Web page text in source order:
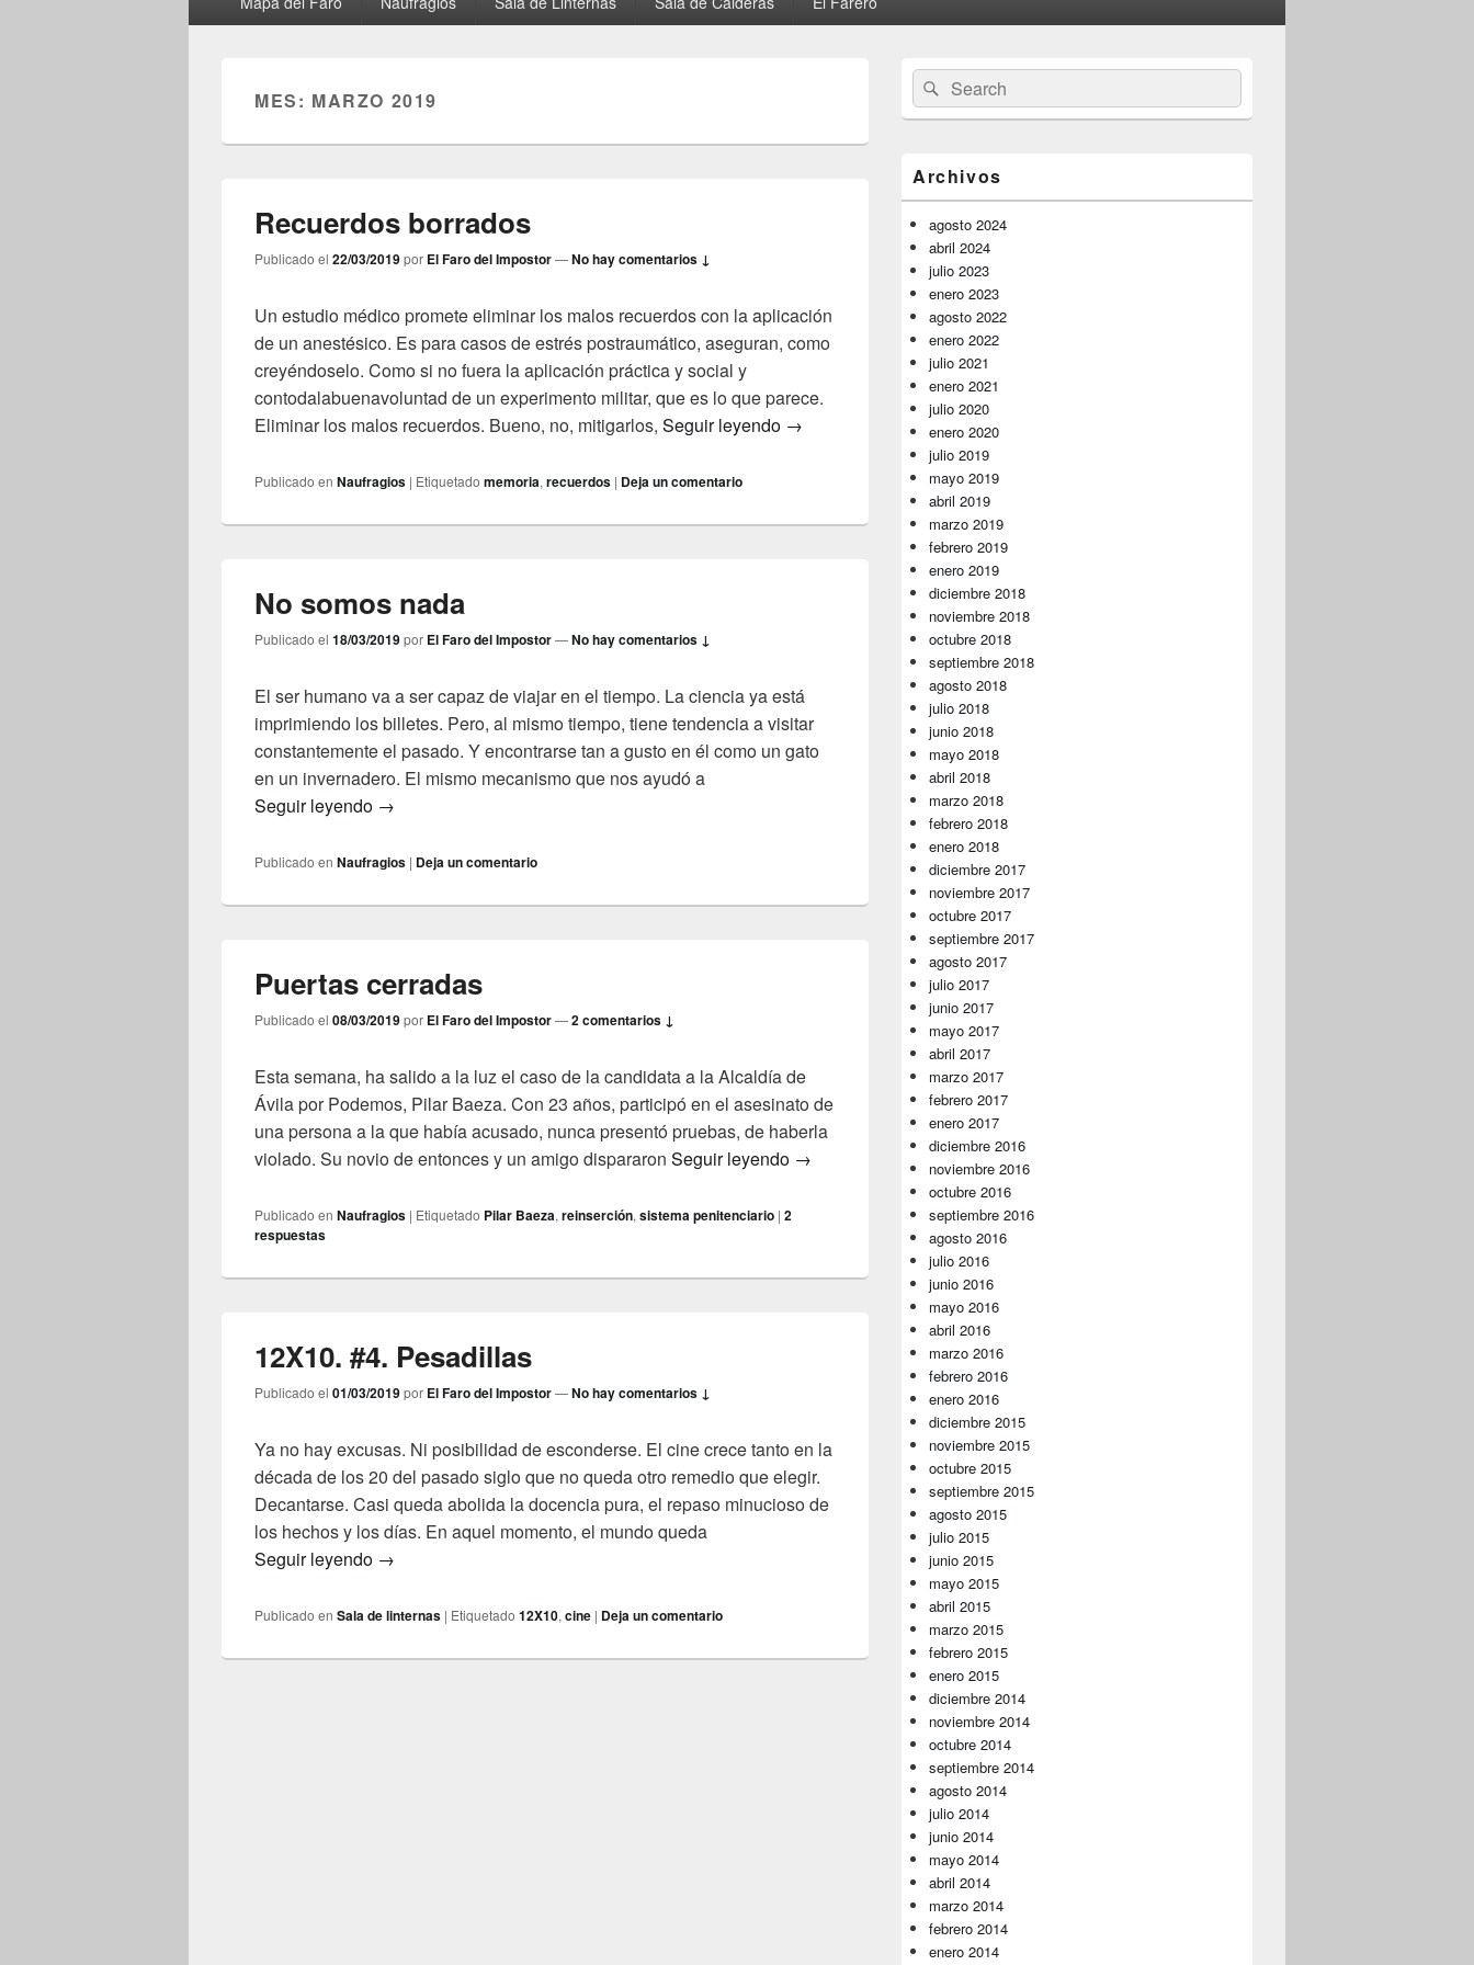
principal
MES: MARZO 2019
Recuerdos borrados
Publicado el 22/03/2019por El Faro del Impostor—No hay comentarios ↓
Un estudio médico promete eliminar los malos recuerdos con la aplicación
de un anestésico. Es para casos de estrés postraumático, aseguran, como
creyéndoselo. Como si no fuera la aplicación práctica y social y
contodalabuenavoluntad de un experimento militar, que es lo que parece.
Eliminar los malos recuerdos. Bueno, no, mitigarlos, Seguir leyendo Recuerdos borrados
→
Publicado en Naufragios | Etiquetado memoria, recuerdos | Deja un comentario
No somos nada
Publicado el 18/03/2019por El Faro del Impostor—No hay comentarios ↓
El ser humano va a ser capaz de viajar en el tiempo. La ciencia ya está
imprimiendo los billetes. Pero, al mismo tiempo, tiene tendencia a visitar
constantemente el pasado. Y encontrarse tan a gusto en él como un gato
en un invernadero. El mismo mecanismo que nos ayudó a
Seguir leyendo No somos nada
→
Publicado en Naufragios | Deja un comentario
Puertas cerradas
Publicado el 08/03/2019por El Faro del Impostor—2 comentarios ↓
Esta semana, ha salido a la luz el caso de la candidata a la Alcaldía de
Ávila por Podemos, Pilar Baeza. Con 23 años, participó en el asesinato de
una persona a la que había acusado, nunca presentó pruebas, de haberla
violado. Su novio de entonces y un amigo dispararon Seguir leyendo Puertas cerradas
→
Publicado en Naufragios | Etiquetado Pilar Baeza, reinserción, sistema penitenciario | 2
respuestas
12X10. #4. Pesadillas
Publicado el 01/03/2019por El Faro del Impostor—No hay comentarios ↓
Ya no hay excusas. Ni posibilidad de esconderse. El cine crece tanto en la
década de los 20 del pasado siglo que no queda otro remedio que elegir.
Decantarse. Casi queda abolida la docencia pura, el repaso minucioso de
los hechos y los días. En aquel momento, el mundo queda
Seguir leyendo 12X10. #4. Pesadillas
→
Publicado en Sala de linternas | Etiquetado 12X10, cine | Deja un comentario
área
de
widget
lateral
primaria
Buscar
por:
Buscar
Archivos
agosto 2024
abril 2024
julio 2023
enero 2023
agosto 2022
enero 2022
julio 2021
enero 2021
julio 2020
enero 2020
julio 2019
mayo 2019
abril 2019
marzo 2019
febrero 2019
enero 2019
diciembre 2018
noviembre 2018
octubre 2018
septiembre 2018
agosto 2018
julio 2018
junio 2018
mayo 2018
abril 2018
marzo 2018
febrero 2018
enero 2018
diciembre 2017
noviembre 2017
octubre 2017
septiembre 2017
agosto 2017
julio 2017
junio 2017
mayo 2017
abril 2017
marzo 2017
febrero 2017
enero 2017
diciembre 2016
noviembre 2016
octubre 2016
septiembre 2016
agosto 2016
julio 2016
junio 2016
mayo 2016
abril 2016
marzo 2016
febrero 2016
enero 2016
diciembre 2015
noviembre 2015
octubre 2015
septiembre 2015
agosto 2015
julio 2015
junio 2015
mayo 2015
abril 2015
marzo 2015
febrero 2015
enero 2015
diciembre 2014
noviembre 2014
octubre 2014
septiembre 2014
agosto 2014
julio 2014
junio 2014
mayo 2014
abril 2014
marzo 2014
febrero 2014
enero 2014